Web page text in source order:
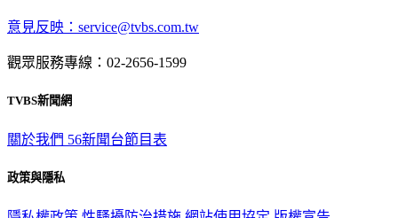
意見反映：service@tvbs.com.tw
觀眾服務專線：02-2656-1599
TVBS新聞網
關於我們 56新聞台節目表
政策與隱私